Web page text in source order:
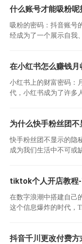
什么账号才能吸粉
吸粉的密码：抖音账号
经成为了一个展示自我
在小红书怎么赚钱
小红书上的财富密码：
代，小红书成为了许多
为什么快手粉丝团
快手粉丝团不显示的隐
成为我们生活中不可或
tiktok个人开店教程
在数字浪潮中搭建自己
这个信息爆炸的时代，
抖音千川更改付费